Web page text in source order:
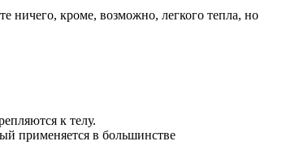
ничего, кроме, возможно, легкого тепла, но
к телу.
применяется в большинстве